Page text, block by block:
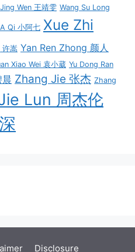
Wen 王靖雯 Wang Su Long
Qi 小阿七 Xue Zhi
许嵩 Yan Ren Zhong 颜人
Xiao Wei 袁小葳 Yu Dong Ran
Zhang Jie 张杰 Zhang
Lun 周杰伦
Disclosure